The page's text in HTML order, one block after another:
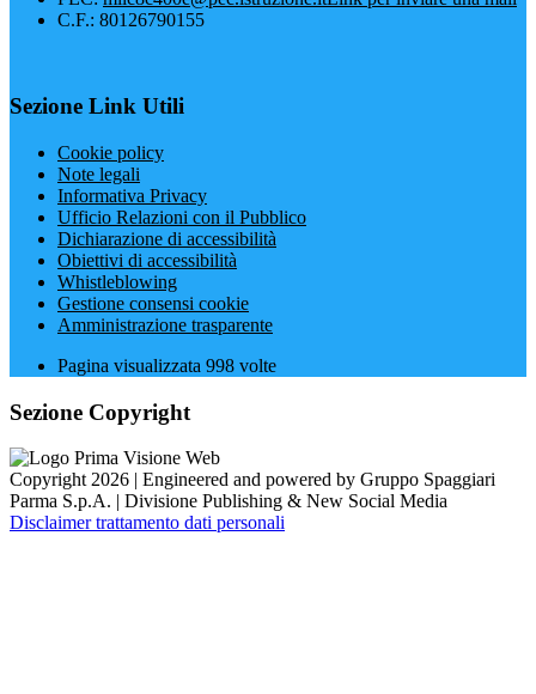
C.F.: 80126790155
Sezione Link Utili
Cookie policy
Note legali
Informativa Privacy
Ufficio Relazioni con il Pubblico
Dichiarazione di accessibilità
Obiettivi di accessibilità
Whistleblowing
Gestione consensi cookie
Amministrazione trasparente
Pagina visualizzata 998 volte
Sezione Copyright
Copyright 2026 | Engineered and powered by Gruppo Spaggiari
Parma S.p.A. | Divisione Publishing & New Social Media
Disclaimer trattamento dati personali